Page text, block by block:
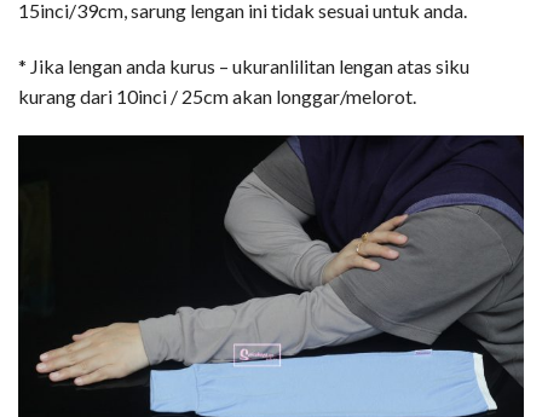
15inci/39cm, sarung lengan ini tidak sesuai untuk anda.
* Jika lengan anda kurus – ukuranlilitan lengan atas siku
kurang dari 10inci / 25cm akan longgar/melorot.